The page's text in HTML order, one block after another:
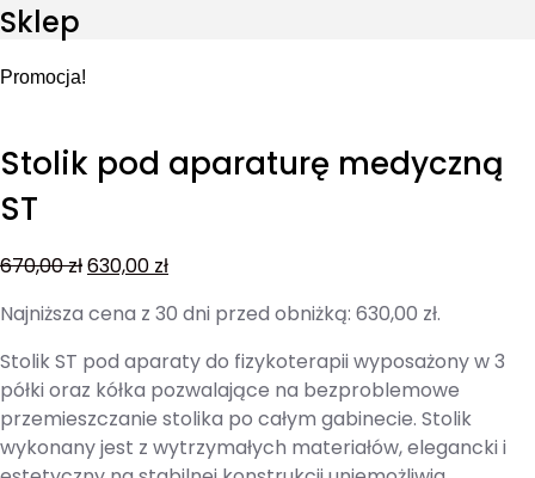
Sklep
Promocja!
Stolik pod aparaturę medyczną
ST
670,00zł630,00 zł
Najniższa cena z 30 dni przed obniżką: 630,00 zł.
Stolik ST pod aparaty do fizykoterapii wyposażony w 3
półki oraz kółka pozwalające na bezproblemowe
przemieszczanie stolika po całym gabinecie. Stolik
wykonany jest z wytrzymałych materiałów, elegancki i